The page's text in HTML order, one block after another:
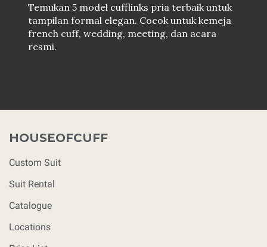
Temukan 5 model cufflinks pria terbaik untuk
tampilan formal elegan. Cocok untuk kemeja
french cuff, wedding, meeting, dan acara
resmi.
HOUSEOFCUFF
Custom Suit
Suit Rental
Catalogue
Locations